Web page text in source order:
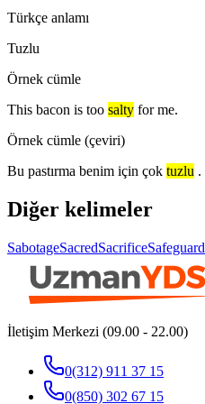
Türkçe anlamı
Tuzlu
Örnek cümle
This bacon is too salty for me.
Örnek cümle (çeviri)
Bu pastırma benim için çok tuzlu .
Diğer kelimeler
SabotageSacredSacrificeSafeguard
İletişim Merkezi (09.00 - 22.00)
0(312) 911 37 15
0(850) 302 67 15